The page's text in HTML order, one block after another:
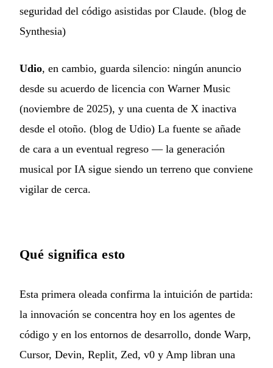
seguridad del código asistidas por Claude. (blog de
Synthesia)
Udio, en cambio, guarda silencio: ningún anuncio
desde su acuerdo de licencia con Warner Music
(noviembre de 2025), y una cuenta de X inactiva
desde el otoño. (blog de Udio) La fuente se añade
de cara a un eventual regreso — la generación
musical por IA sigue siendo un terreno que conviene
vigilar de cerca.
Qué significa esto
Esta primera oleada confirma la intuición de partida:
la innovación se concentra hoy en los agentes de
código y en los entornos de desarrollo, donde Warp,
Cursor, Devin, Replit, Zed, v0 y Amp libran una